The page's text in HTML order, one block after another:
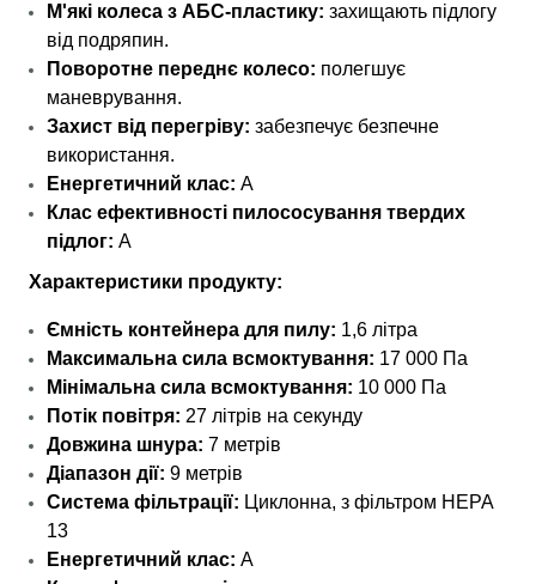
М'які колеса з АБС-пластику: захищають підлогу
від подряпин.
Поворотне переднє колесо: полегшує
маневрування.
Захист від перегріву: забезпечує безпечне
використання.
Енергетичний клас: A
Клас ефективності пилососування твердих
підлог: A
Характеристики продукту:
Ємність контейнера для пилу: 1,6 літра
Максимальна сила всмоктування: 17 000 Па
Мінімальна сила всмоктування: 10 000 Па
Потік повітря: 27 літрів на секунду
Довжина шнура: 7 метрів
Діапазон дії: 9 метрів
Система фільтрації: Циклонна, з фільтром HEPA
13
Енергетичний клас: A